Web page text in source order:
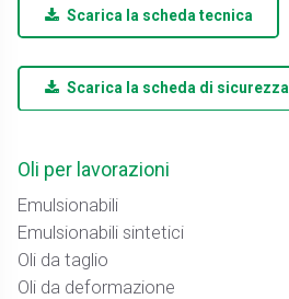
Oli per lavorazioni
Emulsionabili
Emulsionabili sintetici
Oli da taglio
Oli da deformazione
Scarica la scheda tecnica
Scarica la scheda di sicurezza